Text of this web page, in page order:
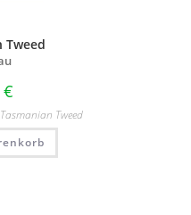
Tweed
€
Tasmanian Tweed